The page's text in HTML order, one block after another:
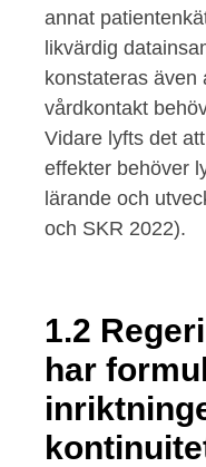
annat
likvärdig
konstateras även
vårdkontakt
Vidare lyfts det
effekter behöver
lärande och
och SKR 2022).
1.2
har